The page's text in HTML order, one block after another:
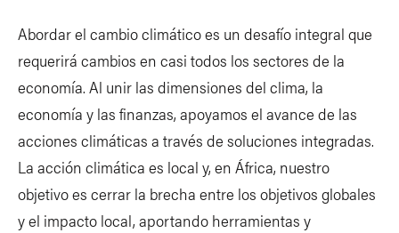
Abordar el cambio climático es un desafío integral que
requerirá cambios en casi todos los sectores de la
economía. Al unir las dimensiones del clima, la
economía y las finanzas, apoyamos el avance de las
acciones climáticas a través de soluciones integradas.
La acción climática es local y, en África, nuestro
objetivo es cerrar la brecha entre los objetivos globales
y el impacto local, aportando herramientas y